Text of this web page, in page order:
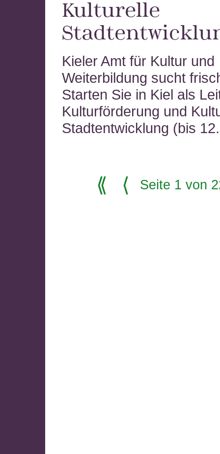
Kulturelle
Kieler Amt für Kultur und
Weiterbildung sucht
Starten Sie in Kiel als
Kulturförderung und
Stadtentwicklung (bis
⟪ ⟨ Seite 1 von